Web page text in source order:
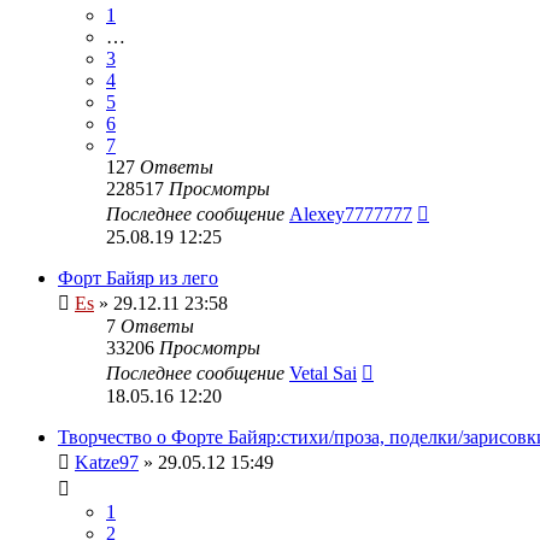
1
…
3
4
5
6
7
127 Ответы
228517 Просмотры
Последнее сообщение Alexey7777777
25.08.19 12:25
Форт Байяр из лего
Es » 29.12.11 23:58
7 Ответы
33206 Просмотры
Последнее сообщение Vetal Sai
18.05.16 12:20
Творчество о Форте Байяр:стихи/проза, поделки/
Katze97 » 29.05.12 15:49
1
2